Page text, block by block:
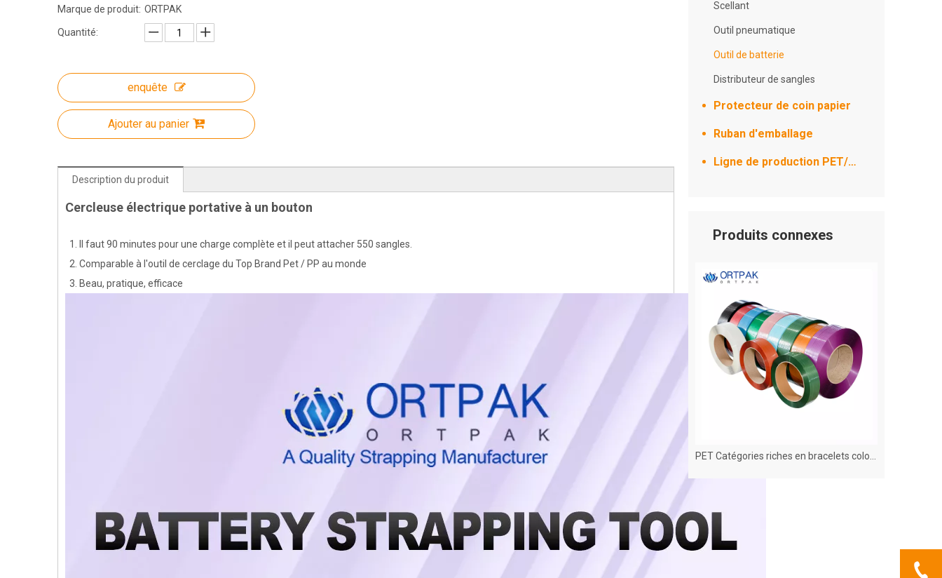
Marque de produit: ORTPAK
Quantité:
enquête
Ajouter au panier
Description du produit
Cercleuse électrique portative à un bouton
Il faut 90 minutes pour une charge complète et il peut attacher 550 sangles.
Comparable à l'outil de cerclage du Top Brand Pet / PP au monde
Beau, pratique, efficace
Scellant
Outil pneumatique
Outil de batterie
Distributeur de sangles
Protecteur de coin papier
Ruban d'emballage
Ligne de production PET/PP
Produits connexes